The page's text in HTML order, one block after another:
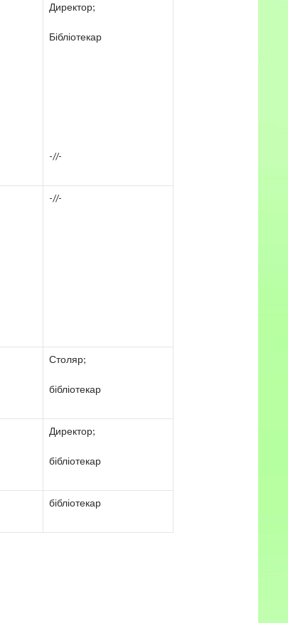
Директор;
Бібліотекар
-//-
-//-
Столяр;
бібліотекар
Директор;
бібліотекар
бібліотекар